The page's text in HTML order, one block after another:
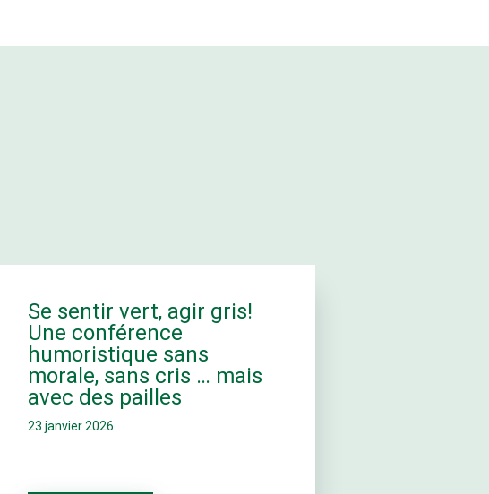
Se sentir vert, agir gris!
Une conférence
humoristique sans
morale, sans cris … mais
avec des pailles
23 janvier 2026